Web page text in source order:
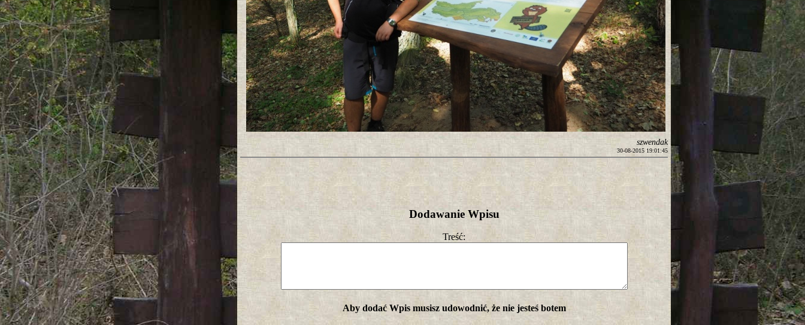
szwendak
30-08-2015 19:01:45
Dodawanie Wpisu
Treść:
Aby dodać Wpis musisz udowodnić, że nie jesteś botem